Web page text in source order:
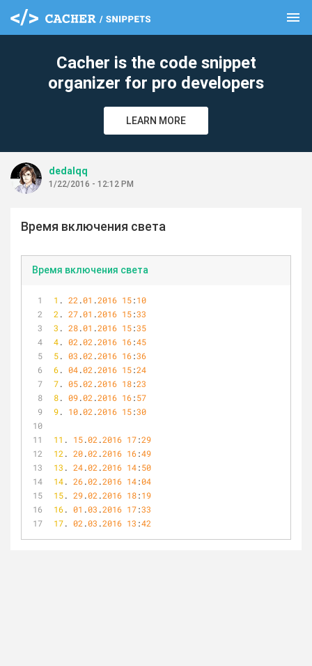
menu
Cacher is the code snippet
organizer for pro developers
LEARN MORE
dedalqq
1/22/2016 - 12:12 PM
Время включения света
Время включения света
1 . 22 .01 .2016 15:10
2 . 27.01 .2016 15:33
3 . 28.01 .2016 15:35
4. 02 .02 .2016 16:45
5. 03 .02 .2016 16:36
6. 04.02 .2016 15:24
7. 05.02 .2016 18:23
8. 09.02 .2016 16:57
9. 10.02 .2016 15:30
11 . 15.02 .2016 17:29
12 . 20.02 .2016 16:49
13 . 24.02 .2016 14:50
14. 26.02 .2016 14:04
15. 29.02 .2016 18:19
16. 01 .03 .2016 17:33
17. 02 .03 .2016 13 :42
clear